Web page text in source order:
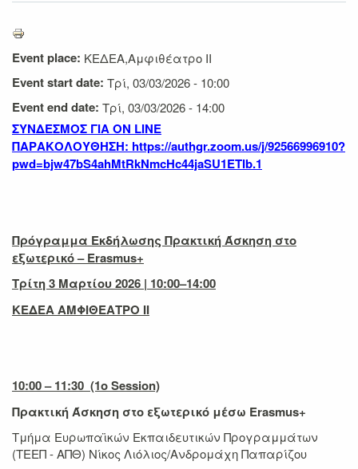
Event place: ΚΕΔΕΑ,Αμφιθέατρο ΙΙ
Event start date: Τρί, 03/03/2026 - 10:00
Event end date: Τρί, 03/03/2026 - 14:00
ΣΥΝΔΕΣΜΟΣ ΓΙΑ ON LINE
ΠΑΡΑΚΟΛΟΥΘΗΣΗ: https://authgr.zoom.us/j/92566996910?
pwd=bjw47bS4ahMtRkNmcHc44jaSU1ETIb.1
Πρόγραμμα Εκδήλωσης Πρακτική Άσκηση στο
εξωτερικό – Erasmus+
Τρίτη 3 Μαρτίου 2026 | 10:00–14:00
ΚΕΔΕΑ ΑΜΦΙΘΕΑΤΡΟ ΙΙ
10:00 – 11:30 (1ο Session)
Πρακτική Άσκηση στο εξωτερικό μέσω Erasmus+
Τμήμα Ευρωπαϊκών Εκπαιδευτικών Προγραμμάτων
(ΤΕΕΠ - ΑΠΘ) Νίκος Λιόλιος/Ανδρομάχη Παπαρίζου